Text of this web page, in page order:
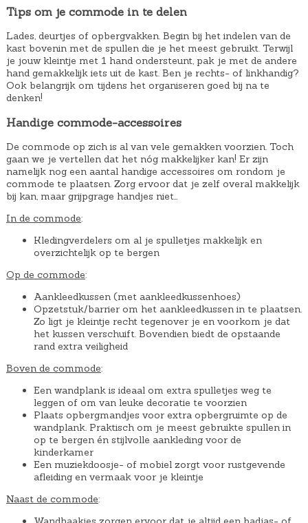
9
,
0
0
Tips om je commode in te delen
Lades, deurtjes of opbergvakken. Begin bij het indelen van de
kast bovenin met de spullen die je het meest gebruikt. Terwijl
je jouw kleintje met 1 hand ondersteunt, pak je met de andere
hand gemakkelijk iets uit de kast. Ben je rechts- of linkhandig?
Ook belangrijk om tijdens het organiseren goed bij na te
denken!
Handige commode-accessoires
De commode op zich is al van vele gemakken voorzien. Toch
gaan we je vertellen dat het nóg makkelijker kan! Er zijn
namelijk nog een aantal handige accessoires om rondom je
commode te plaatsen. Zorg ervoor dat je zelf overal makkelijk
bij kan, maar grijpgrage handjes niet…
In de commode:
Kledingverdelers om al je spulletjes makkelijk en
overzichtelijk op te bergen
Op de commode:
Aankleedkussen (met aankleedkussenhoes)
Opzetstuk/barrier om het aankleedkussen in te plaatsen.
Zo ligt je kleintje recht tegenover je en voorkom je dat
het kussen verschuift. Bovendien biedt de opstaande
rand extra veiligheid
Boven de commode:
Een wandplank is ideaal om extra spulletjes weg te
leggen of om van leuke decoratie te voorzien
Plaats opbergmandjes voor extra opbergruimte op de
wandplank. Praktisch om je meest gebruikte spullen in
op te bergen én stijlvolle aankleding voor de
kinderkamer
Een muziekdoosje- of mobiel zorgt voor rustgevende
afleiding en vermaak voor je kleintje
Naast de commode: